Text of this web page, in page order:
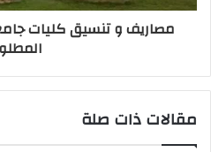
مقالات ذات صلة